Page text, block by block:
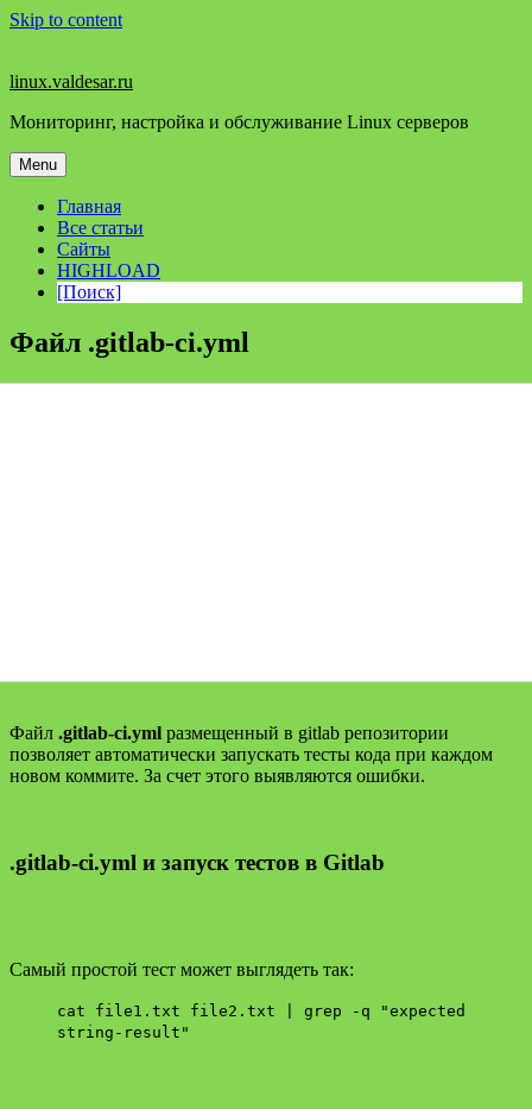
Skip to content
linux.valdesar.ru
Мониторинг, настройка и обслуживание Linux серверов
Menu
Главная
Все статьи
Сайты
HIGHLOAD
[Поиск]
Файл .gitlab-ci.yml
Файл .gitlab-ci.yml размещенный в gitlab репозитории
позволяет автоматически запускать тесты кода при каждом
новом коммите. За счет этого выявляются ошибки.
.gitlab-ci.yml и запуск тестов в Gitlab
Самый простой тест может выглядеть так:
cat file1.txt file2.txt | grep -q "expected
string-result"